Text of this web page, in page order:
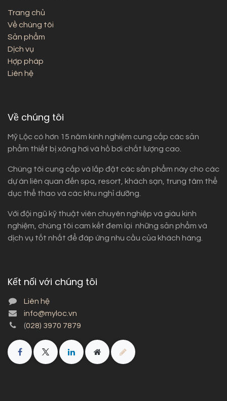
Trang chủ
Về chúng tôi
Sản phẩm
Dịch vụ
Hợp pháp
Liên hệ
Về chúng tôi
Mỹ Lộc có hơn 15 năm kinh nghiệm cung cấp các sản
phẩm thiết bị xông hơi và hồ bơi chất lượng cao.
Chúng tôi cung cấp và lắp đặt các sản phẩm này cho các
dự án liên quan đến spa, resort, khách sạn, trung tâm thể
dục thể thao và các khu nghỉ dưỡng.
Với đội ngũ kỹ thuật viên chuyên nghiệp và giàu kinh
nghiệm, chúng tôi cam kết đem lại những sản phẩm và
dịch vụ tốt nhất để đáp ứng nhu cầu của khách hàng.
Kết nối với chúng tôi
Liên hệ
info@myloc.vn
(028) 3970 7879